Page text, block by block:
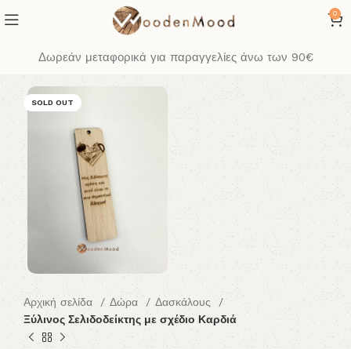
0
Δωρεάν μεταφορικά για παραγγελίες άνω των 90€
SOLD OUT
Αρχική σελίδα Δώρα
Δασκάλους
Ξύλινος Σελιδοδείκτης με σχέδιο Καρδιά